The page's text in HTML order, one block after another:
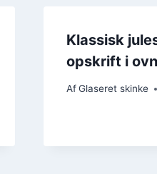
Klassisk
opskrift i ovn
Af Glaseret skinke